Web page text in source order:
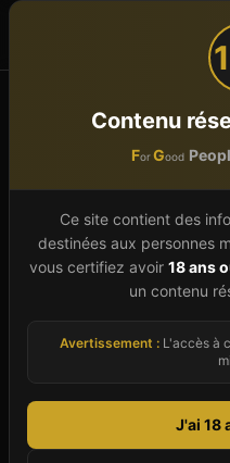
Contenu
ForGood
Ce site contient des
destinées aux personnes
vous certifiez avoir 18 ans
un contenu
Avertissement :L'accès à
J'ai 18
Accueil Clubs libertins
Club libertin
Drôme (26)
Le département
et échangistes
d'explorer l'ensemble
clubs échangistes,